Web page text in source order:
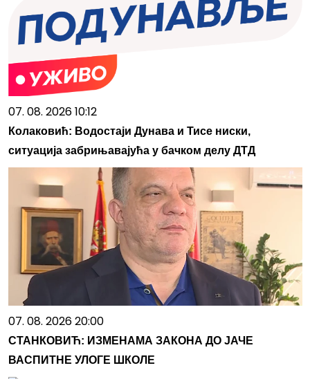
07. 08. 2026 10:12
Колаковић: Водостаји Дунава и Тисе ниски,
ситуација забрињавајућа у бачком делу ДТД
07. 08. 2026 20:00
СТАНКОВИЋ: ИЗМЕНАМА ЗАКОНА ДО ЈАЧЕ
ВАСПИТНЕ УЛОГЕ ШКОЛЕ